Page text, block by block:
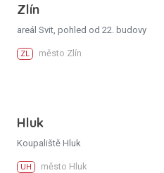
Zlín
areál Svit, pohled od 22. budovy
ZL město Zlín
Hluk
Koupaliště Hluk
UH město Hluk